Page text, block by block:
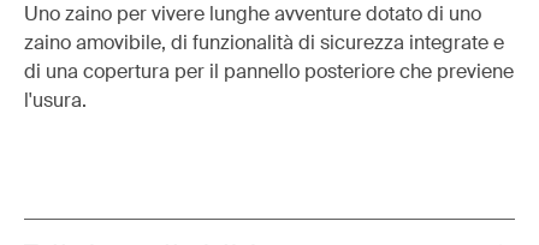
Uno zaino per vivere lunghe avventure dotato di uno
zaino amovibile, di funzionalità di sicurezza integrate e
di una copertura per il pannello posteriore che previene
l'usura.